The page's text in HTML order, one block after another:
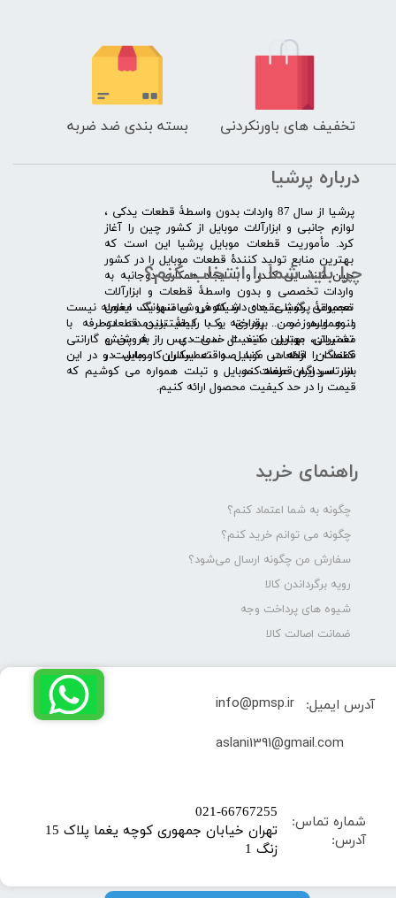
تخفیف های باورنکردنی بسته بندی ضد ضربه
درباره پرشیا
​پرشیا از سال 87 واردات بدون واسطۀ قطعات یدکی ،
لوازم جانبی و ابزارآلات موبایل از کشور چین را آغاز
کرد. مأموریت قطعات موبایل پرشیا این است که
بهترین منابع تولید کنندۀ قطعات موبایل را در کشور
چین شناسایی کند، و با ایجاد همکاری دوجانبه به
واردات تخصصی و بدون واسطۀ قطعات و ابزارآلات
تعمیراتی گوشی های شیائومی سامسونگ ایفون
لنوو ایسوز و .... پرداخته و با کیفیت­ترین قطعات
تعمیراتی موبایل مانند ال سی دی را به پخش
کنندگان قطعات موبایل و تعمیرکاران موبایل در
سرتاسر ایران عرضه کند.
راهنمای خرید
چگونه به شما اعتماد کنم؟
چگونه می توانم خرید کنم؟
سفارش من چگونه ارسال می‌شود؟
رویه برگرداندن کالا
شیوه های پرداخت وجه
ضمانت اصالت کالا
چرا باید شما را انتخاب کنم؟
​​ ​مجموعۀ پرشیا عقیده دارد که فروش تنها یک معامله نیست
و همواره ضمن برقراری یک رابطۀ بلندمدت دوطرفه با
مشتریان، بهترین کیفیت خدمات پس از فروش و گارانتی
قطعات را ارائه می­ کند. صداقت اساس کار ماست و در این
بازار سردرگم قطعات موبایل و تبلت همواره می کوشیم که
قیمت را در حد کیفیت محصول ارائه کنیم.
شماره تماس:
آدرس:
​021-66767255
تهران خیابان جمهوری کوچه یغما پلاک 15
زنگ 1
آدرس ایمیل:
info@pmsp.ir
​aslani1391@gmail.com